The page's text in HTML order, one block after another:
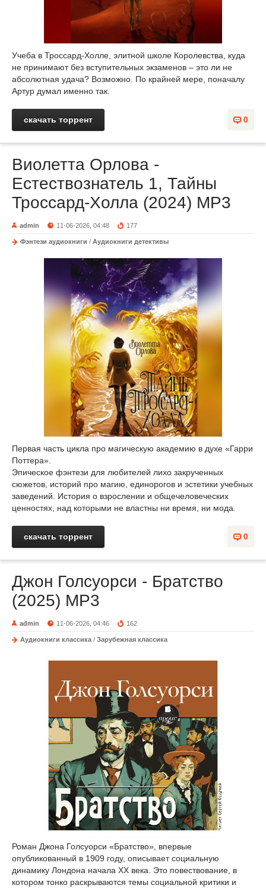
Учеба в Троссард-Холле, элитной школе Королевства, куда
не принимают без вступительных экзаменов – это ли не
абсолютная удача? Возможно. По крайней мере, поначалу
Артур думал именно так.
0
скачать торрент
Виолетта Орлова -
Естествознатель 1, Тайны
Троссард-Холла (2024) МР3
admin 11-06-2026, 04:48 177
Фэнтези аудиокниги / Аудиокниги детективы
Первая часть цикла про магическую академию в духе «Гарри
Поттера».
Эпическое фэнтези для любителей лихо закрученных
сюжетов, историй про магию, единорогов и эстетики учебных
заведений. История о взрослении и общечеловеческих
ценностях, над которыми не властны ни время, ни мода.
0
скачать торрент
Джон Голсуорси - Братство
(2025) МР3
admin 11-06-2026, 04:46 162
Аудиокниги классика / Зарубежная классика
Роман Джона Голсуорси «Братство», впервые
опубликованный в 1909 году, описывает социальную
динамику Лондона начала XX века. Это повествование, в
котором тонко раскрываются темы социальной критики и